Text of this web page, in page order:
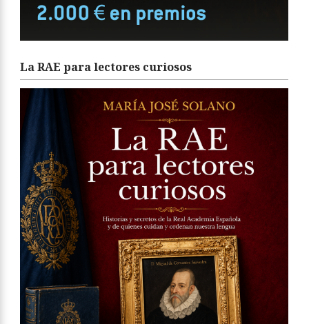
La RAE para lectores curiosos